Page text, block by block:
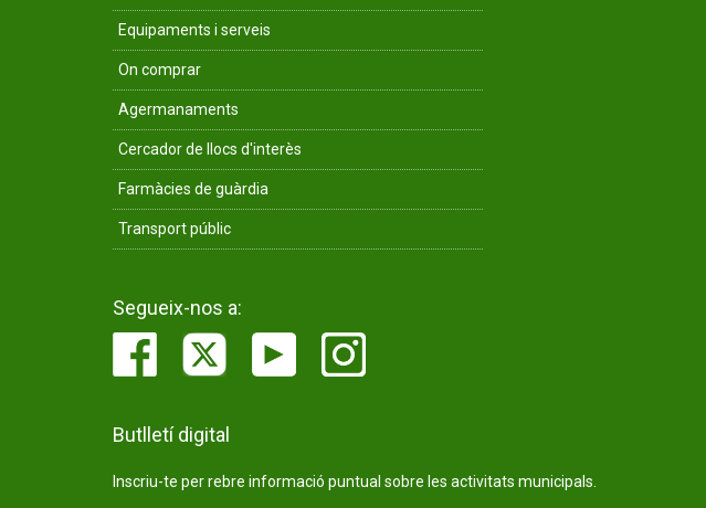
Equipaments i serveis
On comprar
Agermanaments
Cercador de llocs d'interès
Farmàcies de guàrdia
Transport públic
Segueix-nos a:
Butlletí digital
Inscriu-te per rebre informació puntual sobre les activitats municipals.